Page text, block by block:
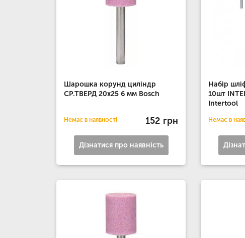
Шарошка корунд циліндр
СР.ТВЕРД 20х25 6 мм Bosch
Немає в наявності 152 грн
Дізнатися про наявність
Набір
10шт
Intertool
Немає в